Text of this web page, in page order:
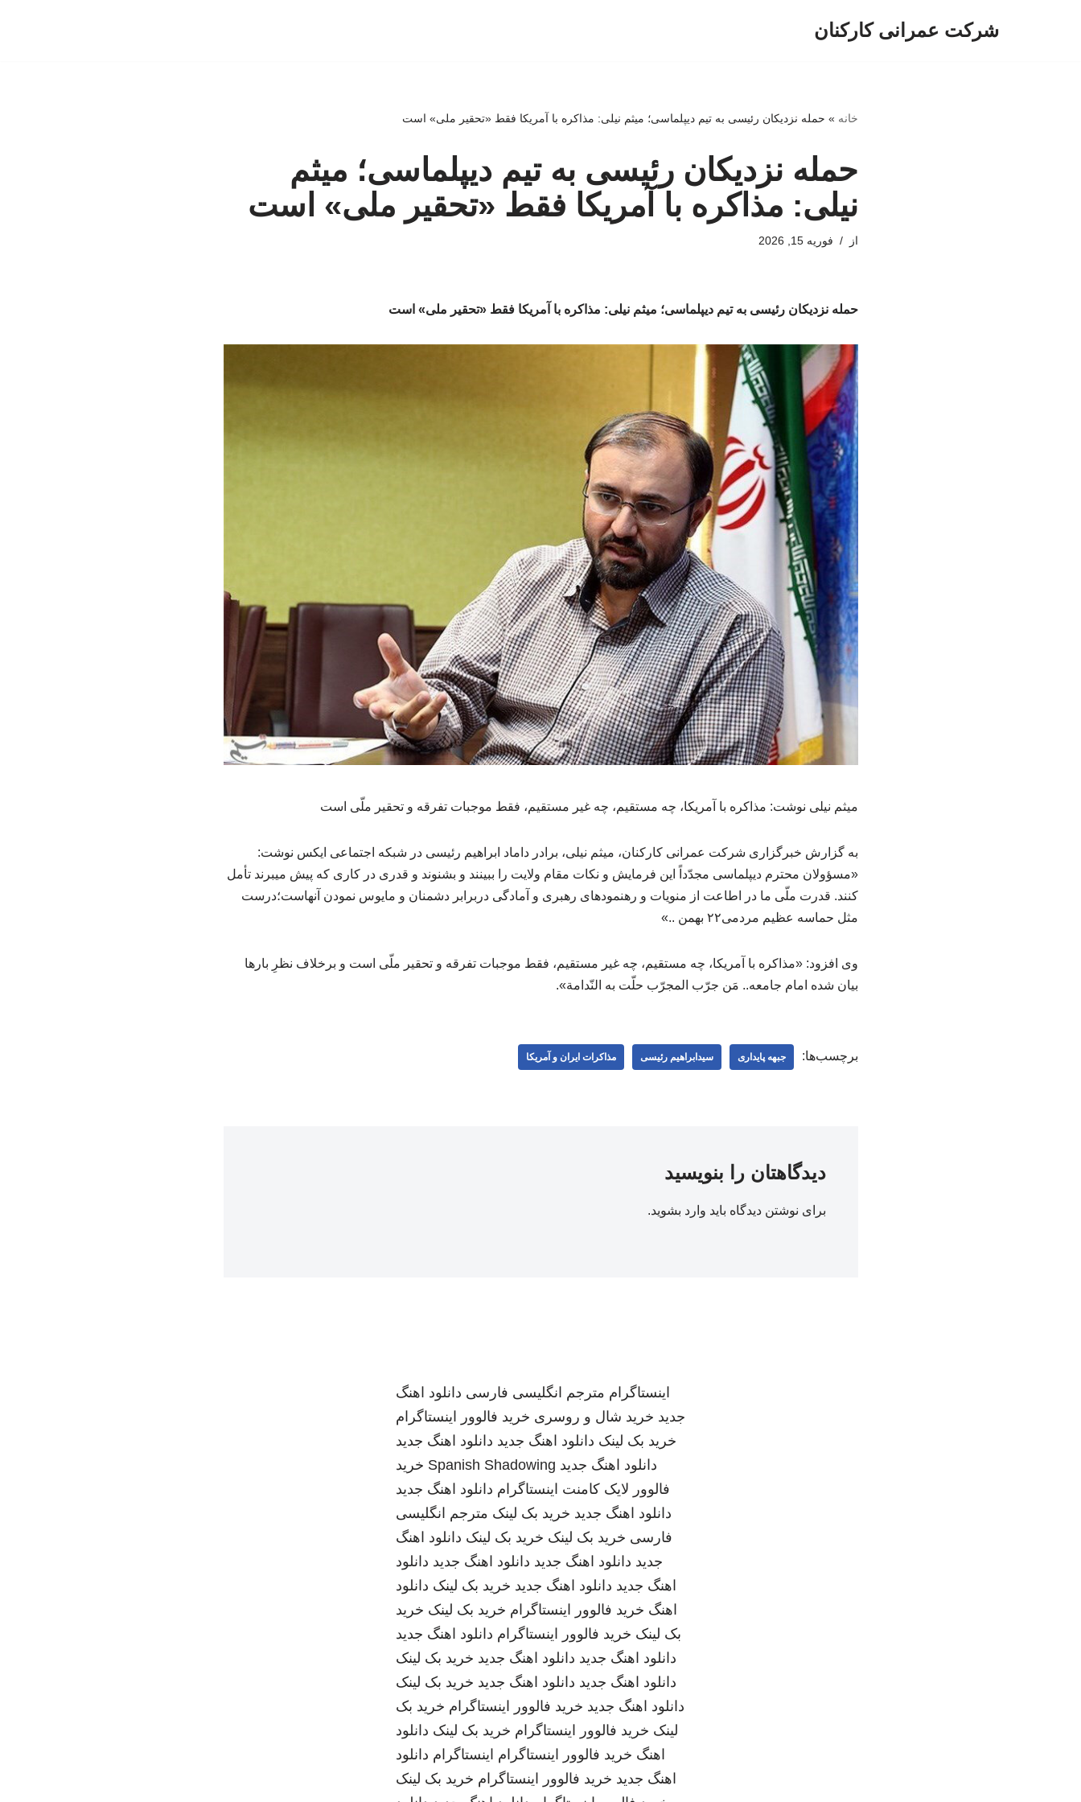
شرکت عمرانی کارکنان
خانه » حمله نزدیکان رئیسی به تیم دیپلماسی؛ میثم نیلی: مذاکره با آمریکا فقط «تحقیر ملی» است
حمله نزدیکان رئیسی به تیم دیپلماسی؛ میثم
نیلی: مذاکره با آمریکا فقط «تحقیر ملی» است
از فوریه 15, 2026
حمله نزدیکان رئیسی به تیم دیپلماسی؛ میثم نیلی: مذاکره با آمریکا فقط «تحقیر ملی» است
میثم نیلی نوشت: مذاکره با آمریکا، چه مستقیم، چه غیر مستقیم، فقط موجبات تفرقه و تحقیر ملّی است
به گزارش خبرگزاری شرکت عمرانی کارکنان، میثم نیلی، برادر داماد ابراهیم رئیسی در شبکه اجتماعی ایکس نوشت:
«مسؤولان محترم دیپلماسی مجدّداً این فرمایش و نکات مقام ولایت را ببینند و بشنوند و قدری در کاری که پیش میبرند تأمل
کنند. قدرت ملّی ما در اطاعت از منویات و رهنمودهای رهبری و آمادگی دربرابر دشمنان و مایوس نمودن آنهاست؛درست
مثل حماسه عظیم مردمی۲۲ بهمن ..»
وی افزود: «مذاکره با آمریکا، چه مستقیم، چه غیر مستقیم، فقط موجبات تفرقه و تحقیر ملّی است و برخلاف نظرِ بارها
بیان شده امام جامعه.. مَن جرّب المجرّب حلّت به النّدامة».
برچسب‌ها: جبهه پایداری سیدابراهیم رئیسی مذاکرات ایران و آمریکا
دیدگاهتان را بنویسید
برای نوشتن دیدگاه باید وارد بشوید.
اینستاگرام مترجم انگلیسی فارسی دانلود اهنگ
جدید خرید شال و روسری خرید فالوور اینستاگرام
خرید بک لینک دانلود اهنگ جدید دانلود اهنگ جدید
دانلود اهنگ جدید Spanish Shadowing خرید
فالوور لایک کامنت اینستاگرام دانلود اهنگ جدید
دانلود اهنگ جدید خرید بک لینک مترجم انگلیسی
فارسی خرید بک لینک خرید بک لینک دانلود اهنگ
جدید دانلود اهنگ جدید دانلود اهنگ جدید دانلود
اهنگ جدید دانلود اهنگ جدید خرید بک لینک دانلود
اهنگ خرید فالوور اینستاگرام خرید بک لینک خرید
بک لینک خرید فالوور اینستاگرام دانلود اهنگ جدید
دانلود اهنگ جدید دانلود اهنگ جدید خرید بک لینک
دانلود اهنگ جدید دانلود اهنگ جدید خرید بک لینک
دانلود اهنگ جدید خرید فالوور اینستاگرام خرید بک
لینک خرید فالوور اینستاگرام خرید بک لینک دانلود
اهنگ خرید فالوور اینستاگرام اینستاگرام دانلود
اهنگ جدید خرید فالوور اینستاگرام خرید بک لینک